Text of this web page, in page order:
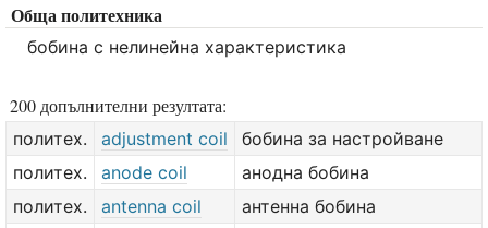
Обща политехника
бобина с нелинейна характеристика
200 допълнителни резултата:
политех. adjustment coil
бобина за настройване
политех.
anode coil
анодна бобина
политех.
antenna coil антенна бобина